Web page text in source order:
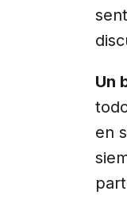
Un
en